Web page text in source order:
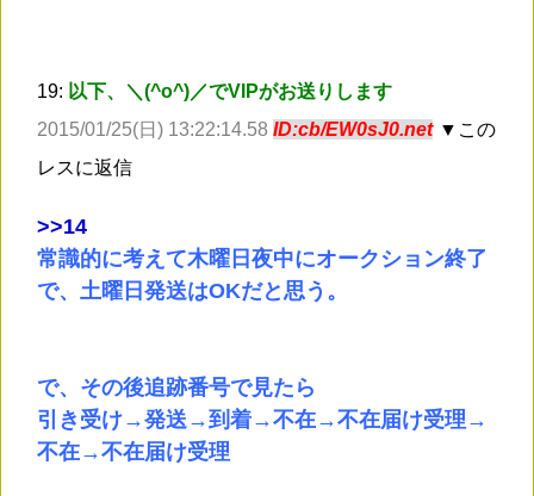
19: 以下、＼(^o^)／でVIPがお送りします
2015/01/25(日) 13:22:14.58 ID:cb/EW0sJ0.net ▼この
レスに返信
>>14
常識的に考えて木曜日夜中にオークション終了
で、土曜日発送はOKだと思う。
で、その後追跡番号で見たら
引き受け→発送→到着→不在→不在届け受理→
不在→不在届け受理